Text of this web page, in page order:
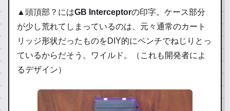
▲頭頂部？にはGB Interceptorの印字。ケース部分
が少し荒れてしまっているのは、元々通常のカート
リッジ形状だったものをDIY的にペンチでねじりとっ
ているからだそう。ワイルド。（これも開発者によ
るデザイン）